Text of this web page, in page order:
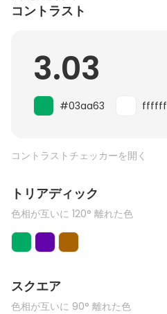
コントラスト
3.03
#03aa63 ffffff
コントラストチェッカーを開く
トリアディック
色相が互いに 120° 離れた色
スクエア
色相が互いに 90° 離れた色